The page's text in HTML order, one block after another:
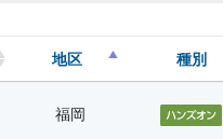
地区 種別
福岡